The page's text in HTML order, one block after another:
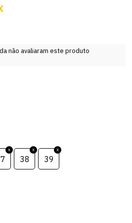
não avaliaram este produto
38 39